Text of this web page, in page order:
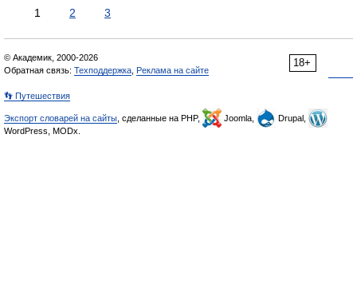
1 2 3
18+
© Академик, 2000-2026
Обратная связь: Техподдержка Реклама на сайте
👣 Путешествия
Экспорт словарей на сайты , сделанные на PHP, Joomla,
Drupal,
WordPress, MODx.